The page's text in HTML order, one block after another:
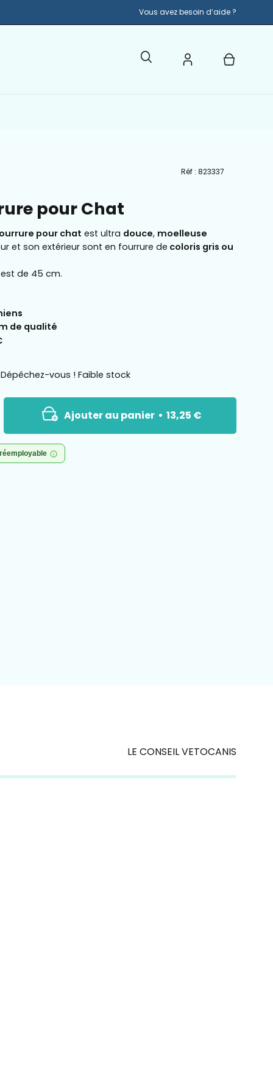
Vous avez besoin d’aide ?
Ouvrir
MON
OUVRIR
Ouvrir
Réf : 823337
pour Chat
pour chat est ultra douce, moelleuse
et son extérieur sont en fourrure de coloris gris ou
de 45 cm.
de qualité
Dépêchez-vous ! Faible stock
Ajouter au panier 13,25 €
LE CONSEIL VETOCANIS